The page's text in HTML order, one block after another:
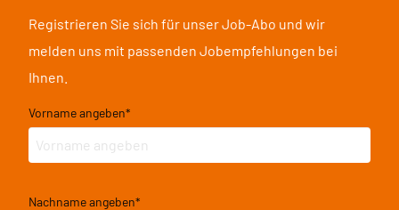
Registrieren Sie sich für unser Job-Abo und wir
melden uns mit passenden Jobempfehlungen bei
Ihnen.
Vorname angeben*
Nachname angeben*